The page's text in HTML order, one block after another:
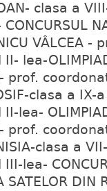
clasa a
VÂLCEA
lea-
prof.
clasa a IX-
lea-
prof.
clasa a
lea-
SATELOR DIN